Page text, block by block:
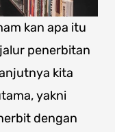
kan apa itu
penerbitan
kita
yakni
dengan